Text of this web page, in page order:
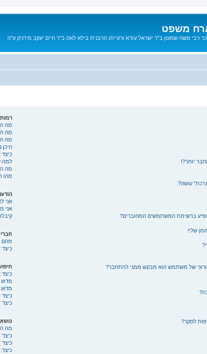
משפט
רבי משה שמעון ב"ר ישראל עזרא ורעייתו הרבנית בילא לאה ב"ר חיים יעקב מירניק ע"ה
יותר?!
עושה?
ברשימת המשתמשים המחוברים?
שלי!
של משתמש הוא מבקש ממני להתחבר?
לסקר?
מה
מה
מה
למה
מה
מהו
אני
אני
מהם
כיצד
כיצד
מה
כיצד
כיצד